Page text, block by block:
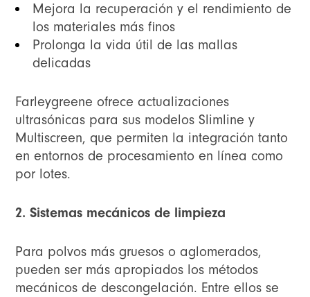
Mejora la recuperación y el rendimiento de
los materiales más finos
Prolonga la vida útil de las mallas
delicadas
Farleygreene ofrece actualizaciones
ultrasónicas para sus modelos Slimline y
Multiscreen, que permiten la integración tanto
en entornos de procesamiento en línea como
por lotes.
2. Sistemas mecánicos de limpieza
Para polvos más gruesos o aglomerados,
pueden ser más apropiados los métodos
mecánicos de descongelación. Entre ellos se